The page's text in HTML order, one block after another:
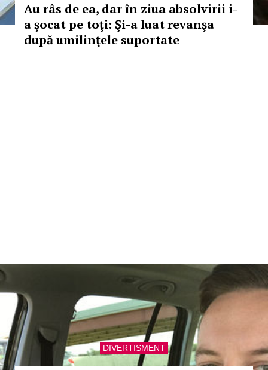
Au râs de ea, dar în ziua absolvirii i-
a şocat pe toţi: Şi-a luat revanşa
după umilinţele suportate
DIVERTISMENT